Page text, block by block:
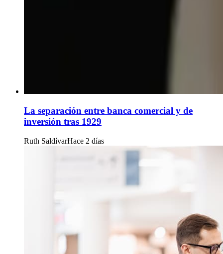
La separación entre banca comercial y de
inversión tras 1929
Ruth SaldívarHace 2 días